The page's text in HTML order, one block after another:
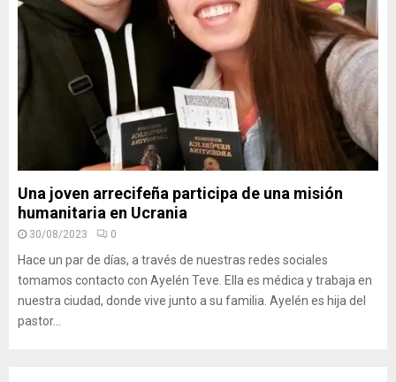
Una joven arrecifeña participa de una misión
humanitaria en Ucrania
30/08/2023 0
Hace un par de días, a través de nuestras redes sociales
tomamos contacto con Ayelén Teve. Ella es médica y trabaja en
nuestra ciudad, donde vive junto a su familia. Ayelén es hija del
pastor...